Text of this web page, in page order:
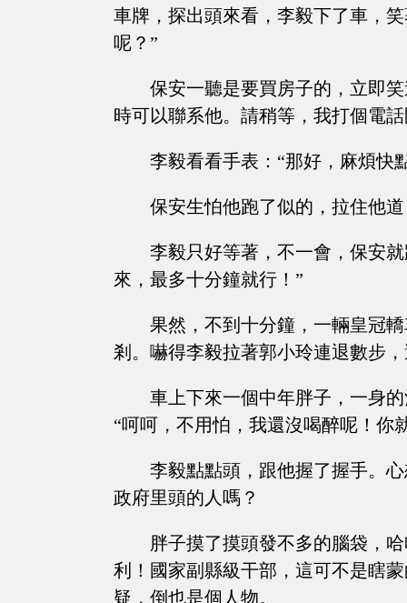
車牌，探出頭來看，李毅下了車，
呢？”
保安一聽是要買房子的，立即
時可以聯系他。請稍等，我打個電
李毅看看手表：“那好，麻煩快
保安生怕他跑了似的，拉住他
李毅只好等著，不一會，保安
來，最多十分鐘就行！”
果然，不到十分鐘，一輛皇冠
剎。嚇得李毅拉著郭小玲連退數步
車上下來一個中年胖子，一身
“呵呵，不用怕，我還沒喝醉呢！你
李毅點點頭，跟他握了握手。
政府里頭的人嗎？
胖子摸了摸頭發不多的腦袋，
利！國家副縣級干部，這可不是瞎
疑，倒也是個人物。